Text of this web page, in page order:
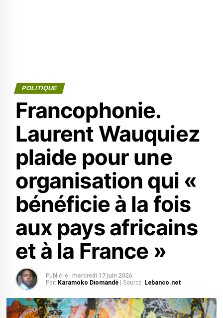
POLITIQUE
Francophonie.
Laurent Wauquiez
plaide pour une
organisation qui «
bénéficie à la fois
aux pays africains
et à la France »
Publié le : mercredi 17 juin 2026
Par: Karamoko Diomandé | Source: Lebanco.net